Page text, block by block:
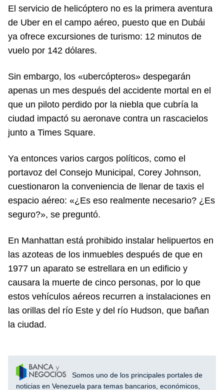
El servicio de helicóptero no es la primera aventura
de Uber en el campo aéreo, puesto que en Dubái
ya ofrece excursiones de turismo: 12 minutos de
vuelo por 142 dólares.
Sin embargo, los «ubercópteros» despegarán
apenas un mes después del accidente mortal en el
que un piloto perdido por la niebla que cubría la
ciudad impactó su aeronave contra un rascacielos
junto a Times Square.
Ya entonces varios cargos políticos, como el
portavoz del Consejo Municipal, Corey Johnson,
cuestionaron la conveniencia de llenar de taxis el
espacio aéreo: «¿Es eso realmente necesario? ¿Es
seguro?», se preguntó.
En Manhattan está prohibido instalar helipuertos en
las azoteas de los inmuebles después de que en
1977 un aparato se estrellara en un edificio y
causara la muerte de cinco personas, por lo que
estos vehículos aéreos recurren a instalaciones en
las orillas del río Este y del río Hudson, que bañan
la ciudad.
Somos uno de los principales portales de
noticias en Venezuela para temas bancarios, económicos,